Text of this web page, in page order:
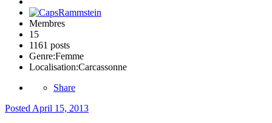
Membres
15
1161 posts
Genre:Femme
Localisation:Carcassonne
Share
Posted April 15, 2013